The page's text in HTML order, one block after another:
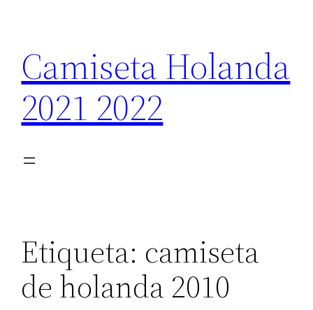
contenido
Camiseta Holanda
2021 2022
Etiqueta: camiseta
de holanda 2010